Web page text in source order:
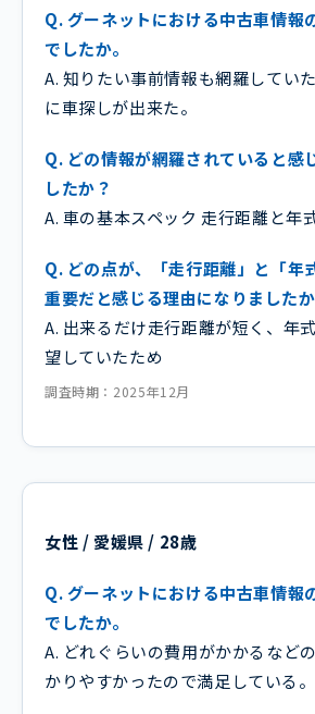
Q. グーネットにおける中古車情報
でしたか。
A. 知りたい事前情報も網羅してい
に車探しが出来た。
Q. どの情報が網羅されていると感
したか？
A. 車の基本スペック 走行距離と年
Q. どの点が、「走行距離」と「年
重要だと感じる理由になりました
A. 出来るだけ走行距離が短く、年
望していたため
調査時期：2025年12月
女性 / 愛媛県 / 28歳
Q. グーネットにおける中古車情報
でしたか。
A. どれぐらいの費用がかかるなど
かりやすかったので満足している。